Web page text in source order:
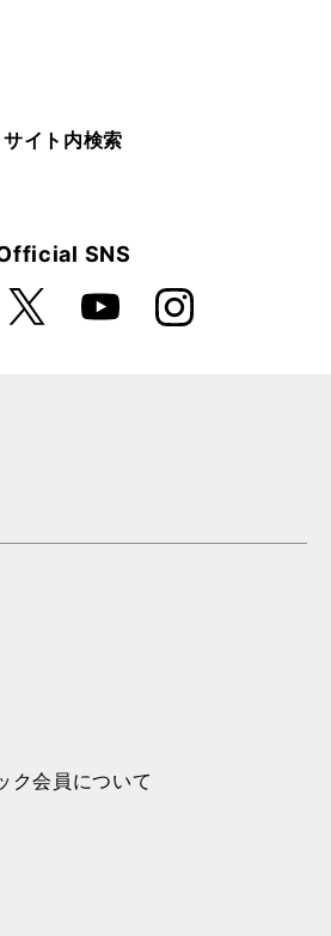
サイト内検索
SNS
YouTube Instagra
m
ク会員について